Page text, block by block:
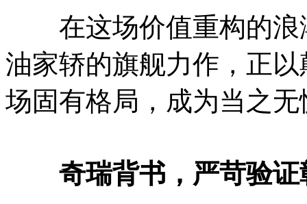
在这场价值重构的浪
油家轿的旗舰力作，正
场固有格局，成为当之
奇瑞背书， 严苛验